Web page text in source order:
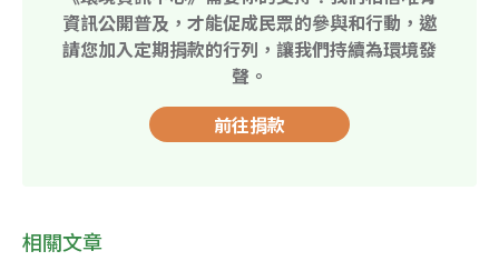
資訊公開普及，才能促成民眾的參與和行動，邀
請您加入定期捐款的行列，讓我們持續為環境發
聲。
前往捐款
相關文章